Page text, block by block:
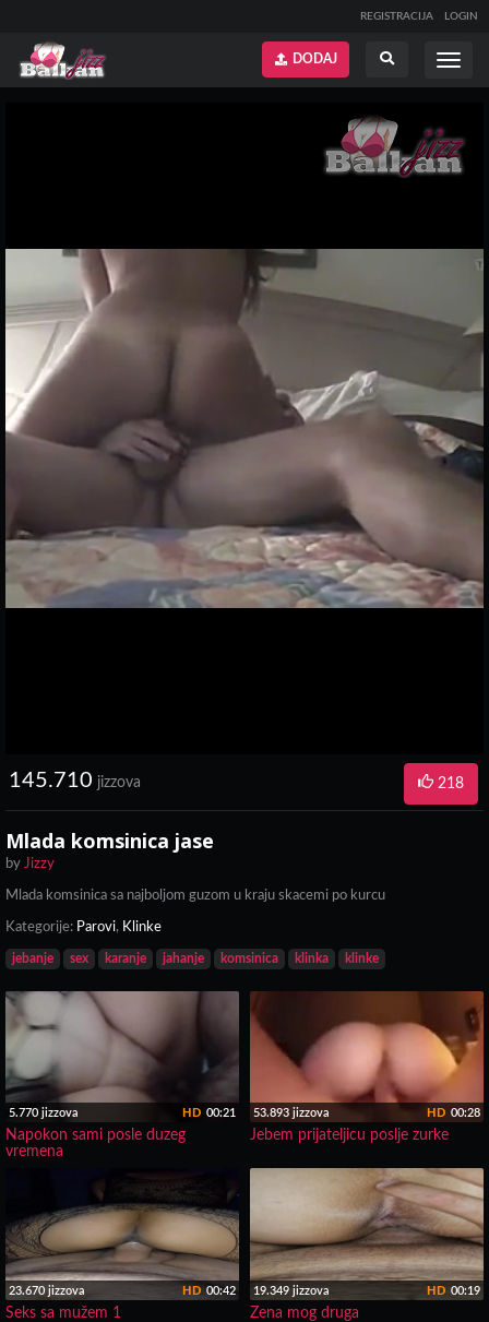
REGISTRACIJA LOGIN
Prikaži
DODAJ
145.710 jizzova 218
Mlada komsinica jase
by Jizzy
Mlada komsinica sa najboljom guzom u kraju skacemi po kurcu
Kategorije: Parovi, Klinke
jebanje sex karanje jahanje komsinica klinka klinke
5.770 jizzova 00:21
HD
Napokon sami posle duzeg
vremena
53.893 jizzova 00:28
HD
Jebem prijateljicu poslje zurke
23.670 jizzova 00:42
HD
Seks sa mužem 1
19.349 jizzova 00:19
HD
Zena mog druga